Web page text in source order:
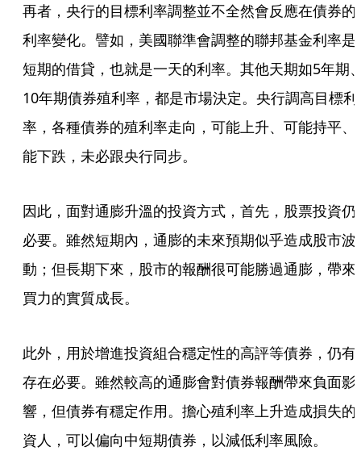
再者，央行的目標利率調整並不全然會反應在債券的
利率變化。譬如，美國聯準會調整的聯邦基金利率是
短期的借貸，也就是一天的利率。其他天期如5年期
10年期債券殖利率，都是市場決定。央行調高目標利
率，各種債券的殖利率走向，可能上升、可能持平、
能下跌，未必跟央行同步。
因此，面對通膨升溫的投資方式，首先，股票投資仍
必要。雖然短期內，通膨的未來預期似乎造成股市波
動；但長期下來，股市的報酬很可能勝過通膨，帶來
買力的實質成長。
此外，用於增進投資組合穩定性的高評等債券，仍有
存在必要。雖然較高的通膨會對債券報酬帶來負面影
響，但債券有穩定作用。擔心殖利率上升造成損失的
資人，可以偏向中短期債券，以減低利率風險。